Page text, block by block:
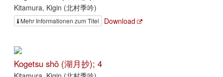
Kitamura, Kigin (北村季吟)
Mehr Informationen zum Titel Download
Kogetsu shō (湖月抄); 4